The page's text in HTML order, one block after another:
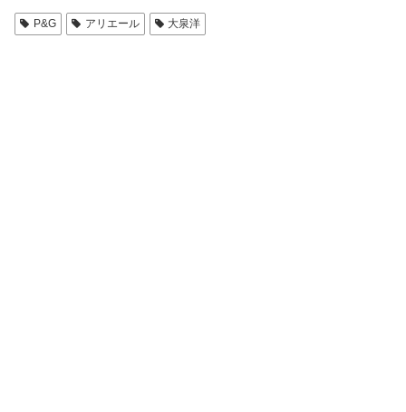
P&G アリエール 大泉洋